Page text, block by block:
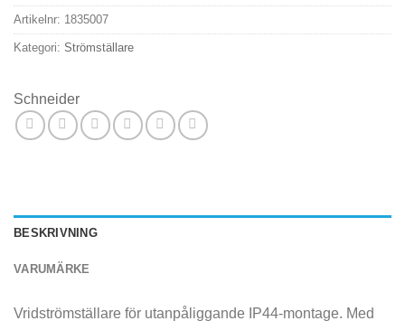
Artikelnr: 1835007
Kategori: Strömställare
Schneider
BESKRIVNING
VARUMÄRKE
Vridströmställare för utanpåliggande IP44-montage. Med